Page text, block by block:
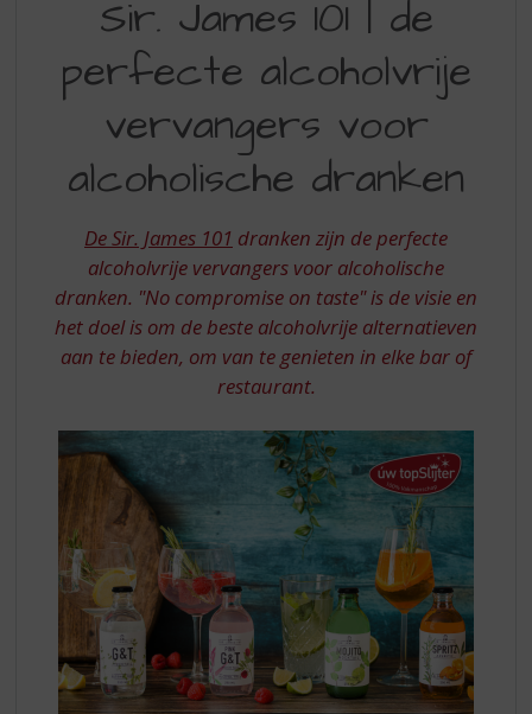
JAMES
101
PERFECTE
VERVANGERS
VOOR
ALCOHOLISCHE
DRANKEN
Sir. James 101 | de
perfecte alcoholvrije
vervangers voor
alcoholische dranken
De Sir. James 101 dranken zijn de perfecte
alcoholvrije vervangers voor alcoholische
dranken. "No compromise on taste" is de visie en
het doel is om de beste alcoholvrije alternatieven
aan te bieden, om van te genieten in elke bar of
restaurant.